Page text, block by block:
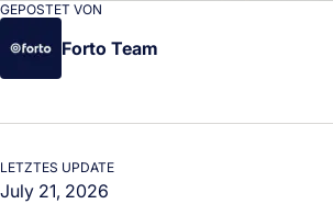
GEPOSTET VON
Forto Team
LETZTES UPDATE
July 21, 2026